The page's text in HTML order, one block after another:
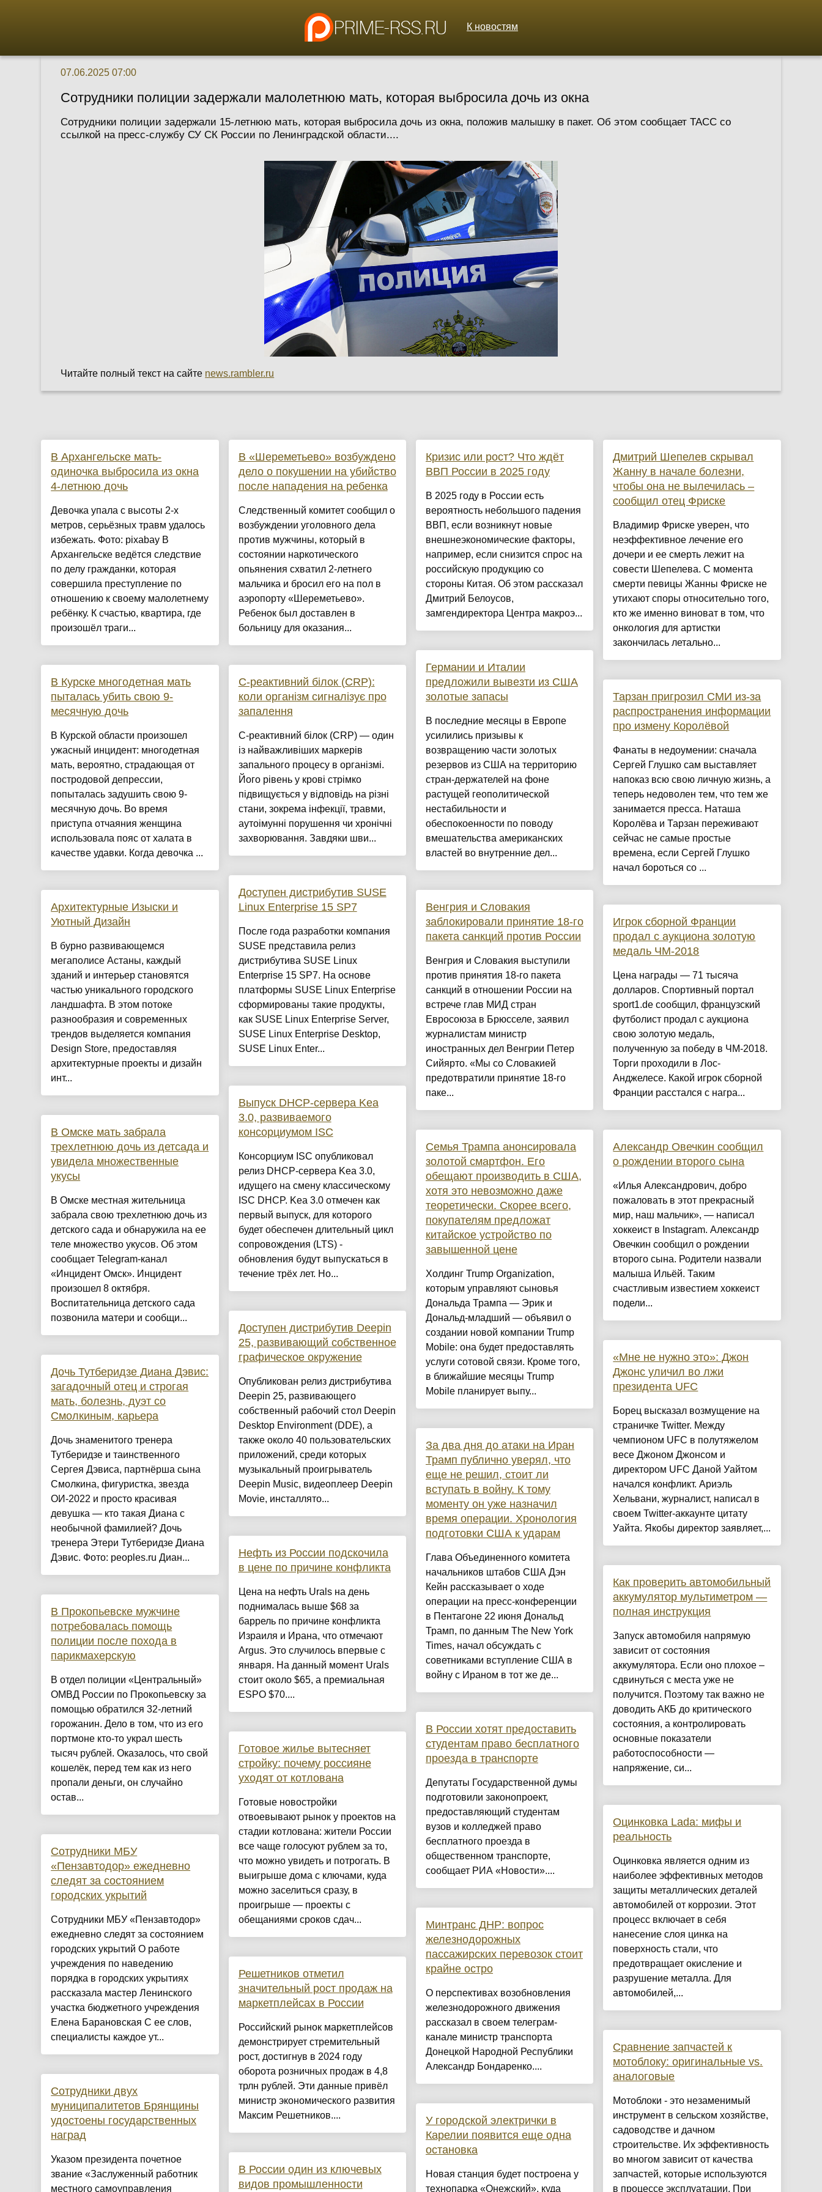
К новостям
07.06.2025 07:00
Сотрудники полиции задержали малолетнюю мать, которая выбросила дочь из окна
Сотрудники полиции задержали 15-летнюю мать, которая выбросила дочь из окна, положив малышку в пакет. Об этом сообщает ТАСС со
ссылкой на пресс-службу СУ СК России по Ленинградской области....
Читайте полный текст на сайте news.rambler.ru
В Архангельске мать-
одиночка выбросила из окна
4-летнюю дочь
Девочка упала с высоты 2-х
метров, серьёзных травм удалось
избежать. Фото: pixabay В
Архангельске ведётся следствие
по делу гражданки, которая
совершила преступление по
отношению к своему малолетнему
ребёнку. К счастью, квартира, где
произошёл траги...
В Курске многодетная мать
пыталась убить свою 9-
месячную дочь
В Курской области произошел
ужасный инцидент: многодетная
мать, вероятно, страдающая от
постродовой депрессии,
попыталась задушить свою 9-
месячную дочь. Во время
приступа отчаяния женщина
использовала пояс от халата в
качестве удавки. Когда девочка ...
Архитектурные Изыски и
Уютный Дизайн
​В бурно развивающемся
мегаполисе Астаны, каждый
зданий и интерьер становятся
частью уникального городского
ландшафта. В этом потоке
разнообразия и современных
трендов выделяется компания
Design Store, предоставляя
архитектурные проекты и дизайн
инт...
В Омске мать забрала
трехлетнюю дочь из детсада и
увидела множественные
укусы
В Омске местная жительница
забрала свою трехлетнюю дочь из
детского сада и обнаружила на ее
теле множество укусов. Об этом
сообщает Telegram-канал
«Инцидент Омск». Инцидент
произошел 8 октября.
Воспитательница детского сада
позвонила матери и сообщи...
Дочь Тутберидзе Диана Дэвис:
загадочный отец и строгая
мать, болезнь, дуэт со
Смолкиным, карьера
Дочь знаменитого тренера
Тутберидзе и таинственного
Сергея Дэвиса, партнёрша сына
Смолкина, фигуристка, звезда
ОИ-2022 и просто красивая
девушка — кто такая Диана с
необычной фамилией? Дочь
тренера Этери Тутберидзе Диана
Дэвис. Фото: peoples.ru Диан...
В Прокопьевске мужчине
потребовалась помощь
полиции после похода в
парикмахерскую
В отдел полиции «Центральный»
ОМВД России по Прокопьевску за
помощью обратился 32-летний
горожанин. Дело в том, что из его
портмоне кто-то украл шесть
тысяч рублей. Оказалось, что свой
кошелёк, перед тем как из него
пропали деньги, он случайно
остав...
Сотрудники МБУ
«Пензавтодор» ежедневно
следят за состоянием
городских укрытий
Сотрудники МБУ «Пензавтодор»
ежедневно следят за состоянием
городских укрытий О работе
учреждения по наведению
порядка в городских укрытиях
рассказала мастер Ленинского
участка бюджетного учреждения
Елена Барановская С ее слов,
специалисты каждое ут...
Сотрудники двух
муниципалитетов Брянщины
удостоены государственных
наград
Указом президента почетное
звание «Заслуженный работник
местного самоуправления
В «Шереметьево» возбуждено
дело о покушении на убийство
после нападения на ребенка
Следственный комитет сообщил о
возбуждении уголовного дела
против мужчины, который в
состоянии наркотического
опьянения схватил 2-летнего
мальчика и бросил его на пол в
аэропорту «Шереметьево».
Ребенок был доставлен в
больницу для оказания...
С-реактивний білок (CRP):
коли організм сигналізує про
запалення
С-реактивний білок (CRP) — один
із найважливіших маркерів
запального процесу в організмі.
Його рівень у крові стрімко
підвищується у відповідь на різні
стани, зокрема інфекції, травми,
аутоімунні порушення чи хронічні
захворювання. Завдяки шви...
Доступен дистрибутив SUSE
Linux Enterprise 15 SP7
После года разработки компания
SUSE представила релиз
дистрибутива SUSE Linux
Enterprise 15 SP7. На основе
платформы SUSE Linux Enterprise
сформированы такие продукты,
как SUSE Linux Enterprise Server,
SUSE Linux Enterprise Desktop,
SUSE Linux Enter...
Выпуск DHCP-сервера Kea
3.0, развиваемого
консорциумом ISC
Консорциум ISC опубликовал
релиз DHCP-сервера Kea 3.0,
идущего на смену классическому
ISC DHCP. Kea 3.0 отмечен как
первый выпуск, для которого
будет обеспечен длительный цикл
сопровождения (LTS) -
обновления будут выпускаться в
течение трёх лет. Но...
Доступен дистрибутив Deepin
25, развивающий собственное
графическое окружение
Опубликован релиз дистрибутива
Deepin 25, развивающего
собственный рабочий стол Deepin
Desktop Environment (DDE), а
также около 40 пользовательских
приложений, среди которых
музыкальный проигрыватель
Deepin Music, видеоплеер Deepin
Movie, инсталлято...
Нефть из России подскочила
в цене по причине конфликта
Цена на нефть Urals на день
поднималась выше $68 за
баррель по причине конфликта
Израиля и Ирана, что отмечают
Argus. Это случилось впервые с
января. На данный момент Urals
стоит около $65, а премиальная
ESPO $70....
Готовое жилье вытесняет
стройку: почему россияне
уходят от котлована
Готовые новостройки
отвоевывают рынок у проектов на
стадии котлована: жители России
все чаще голосуют рублем за то,
что можно увидеть и потрогать. В
выигрыше дома с ключами, куда
можно заселиться сразу, в
проигрыше — проекты с
обещаниями сроков сдач...
Решетников отметил
значительный рост продаж на
маркетплейсах в России
Российский рынок маркетплейсов
демонстрирует стремительный
рост, достигнув в 2024 году
оборота розничных продаж в 4,8
трлн рублей. Эти данные привёл
министр экономического развития
Максим Решетников....
В России один из ключевых
видов промышленности
Кризис или рост? Что ждёт
ВВП России в 2025 году
В 2025 году в России есть
вероятность небольшого падения
ВВП, если возникнут новые
внешнеэкономические факторы,
например, если снизится спрос на
российскую продукцию со
стороны Китая. Об этом рассказал
Дмитрий Белоусов,
замгендиректора Центра макроэ...
Германии и Италии
предложили вывезти из США
золотые запасы
В последние месяцы в Европе
усилились призывы к
возвращению части золотых
резервов из США на территорию
стран-держателей на фоне
растущей геополитической
нестабильности и
обеспокоенности по поводу
вмешательства американских
властей во внутренние дел...
Венгрия и Словакия
заблокировали принятие 18-го
пакета санкций против России
Венгрия и Словакия выступили
против принятия 18-го пакета
санкций в отношении России на
встрече глав МИД стран
Евросоюза в Брюсселе, заявил
журналистам министр
иностранных дел Венгрии Петер
Сийярто. «Мы со Словакией
предотвратили принятие 18-го
паке...
Семья Трампа анонсировала
золотой смартфон. Его
обещают производить в США,
хотя это невозможно даже
теоретически. Скорее всего,
покупателям предложат
китайское устройство по
завышенной цене
Холдинг Trump Organization,
которым управляют сыновья
Дональда Трампа — Эрик и
Дональд-младший — объявил о
создании новой компании Trump
Mobile: она будет предоставлять
услуги сотовой связи. Кроме того,
в ближайшие месяцы Trump
Mobile планирует выпу...
За два дня до атаки на Иран
Трамп публично уверял, что
еще не решил, стоит ли
вступать в войну. К тому
моменту он уже назначил
время операции. Хронология
подготовки США к ударам
Глава Объединенного комитета
начальников штабов США Дэн
Кейн рассказывает о ходе
операции на пресс-конференции
в Пентагоне 22 июня Дональд
Трамп, по данным The New York
Times, начал обсуждать с
советниками вступление США в
войну с Ираном в тот же де...
В России хотят предоставить
студентам право бесплатного
проезда в транспорте
Депутаты Государственной думы
подготовили законопроект,
предоставляющий студентам
вузов и колледжей право
бесплатного проезда в
общественном транспорте,
сообщает РИА «Новости»....
Минтранс ДНР: вопрос
железнодорожных
пассажирских перевозок стоит
крайне остро
О перспективах возобновления
железнодорожного движения
рассказал в своем телеграм-
канале министр транспорта
Донецкой Народной Республики
Александр Бондаренко....
У городской электрички в
Карелии появится еще одна
остановка
Новая станция будет построена у
технопарка «Онежский», куда
Дмитрий Шепелев скрывал
Жанну в начале болезни,
чтобы она не вылечилась –
сообщил отец Фриске
Владимир Фриске уверен, что
неэффективное лечение его
дочери и ее смерть лежит на
совести Шепелева. С момента
смерти певицы Жанны Фриске не
утихают споры относительно того,
кто же именно виноват в том, что
онкология для артистки
закончилась летально...
Тарзан пригрозил СМИ из-за
распространения информации
про измену Королёвой
Фанаты в недоумении: сначала
Сергей Глушко сам выставляет
напоказ всю свою личную жизнь, а
теперь недоволен тем, что тем же
занимается пресса. Наташа
Королёва и Тарзан переживают
сейчас не самые простые
времена, если Сергей Глушко
начал бороться со ...
Игрок сборной Франции
продал с аукциона золотую
медаль ЧМ-2018
Цена награды — 71 тысяча
долларов. Спортивный портал
sport1.de сообщил, французский
футболист продал с аукциона
свою золотую медаль,
полученную за победу в ЧМ-2018.
Торги проходили в Лос-
Анджелесе. Какой игрок сборной
Франции расстался с награ...
Александр Овечкин сообщил
о рождении второго сына
«Илья Александрович, добро
пожаловать в этот прекрасный
мир, наш мальчик», — написал
хоккеист в Instagram. Александр
Овечкин сообщил о рождении
второго сына. Родители назвали
малыша Ильёй. Таким
счастливым известием хоккеист
подели...
«Мне не нужно это»: Джон
Джонс уличил во лжи
президента UFC
Борец высказал возмущение на
страничке Twitter. Между
чемпионом UFC в полутяжелом
весе Джоном Джонсом и
директором UFC Даной Уайтом
начался конфликт. Ариэль
Хельвани, журналист, написал в
своем Twitter-аккаунте цитату
Уайта. Якобы директор заявляет,...
Как проверить автомобильный
аккумулятор мультиметром —
полная инструкция
Запуск автомобиля напрямую
зависит от состояния
аккумулятора. Если оно плохое –
сдвинуться с места уже не
получится. Поэтому так важно не
доводить АКБ до критического
состояния, а контролировать
основные показатели
работоспособности —
напряжение, си...
Оцинковка Lada: мифы и
реальность
Оцинковка является одним из
наиболее эффективных методов
защиты металлических деталей
автомобилей от коррозии. Этот
процесс включает в себя
нанесение слоя цинка на
поверхность стали, что
предотвращает окисление и
разрушение металла. Для
автомобилей,...
Сравнение запчастей к
мотоблоку: оригинальные vs.
аналоговые
Мотоблоки - это незаменимый
инструмент в сельском хозяйстве,
садоводстве и дачном
строительстве. Их эффективность
во многом зависит от качества
запчастей, которые используются
в процессе эксплуатации. При